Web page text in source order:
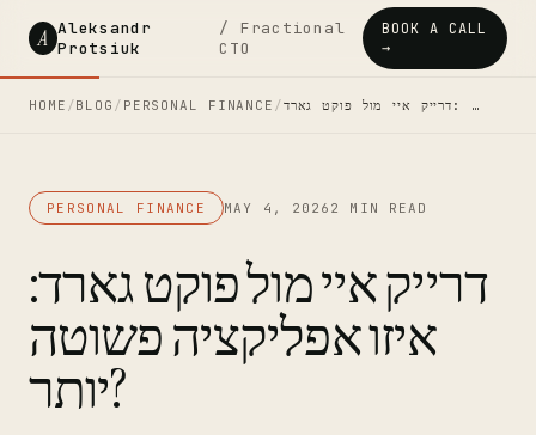
A Aleksandr
Protsiuk
/ Fractional
CTO
BOOK A CALL
→
HOME /BLOG / PERSONAL FINANCE / דרייק איי מול פוקט גארד: …
PERSONAL FINANCE MAY 4, 2026 2 MIN READ
דרייק איי מול פוקט גארד:
איזו אפליקציה פשוטה
יותר?